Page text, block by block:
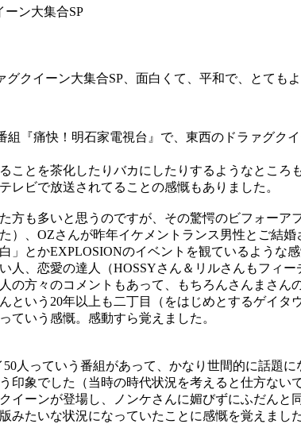
ン大集合SP
クイーン大集合SP、面白くて、平和で、とてもよ
『痛快！明石家電視台』で、東西のドラァグク
とを茶化したりバカにしたりするようなところ
レビで放送されてることの感慨もありました。
方も多いと思うのですが、その驚愕のビフォーア
）、OZさんが昨年イケメントランス男性とご結
とかEXPLOSIONのイベントを観ているような感
、恋愛の達人（HOSSYさん＆リルさんもフィ
方々のコメントもあって、もちろんさんまさん
いう20年以上も二丁目（をはじめとするゲイ
いう感慨。感動すら覚えました。
人っていう番組があって、かなり世間的に話題
印象でした（当時の時代状況を考えると仕方な
イーンが登場し、ノンケさんに媚びずにふだん
たいな状況になっていたことに感慨を覚えました